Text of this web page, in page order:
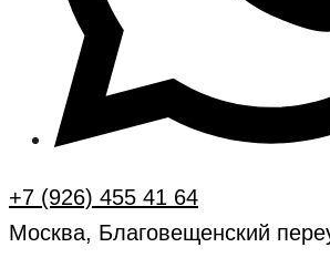
+7 (926) 455 41 64
Москва, Благовещенский